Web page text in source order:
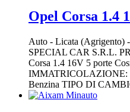
Opel Corsa 1.4
Auto - Licata (Agrigento) -
SPECIAL CAR S.R.L.
Corsa 1.4 16V 5 porte
IMMATRICOLAZIONE:
Benzina TIPO DI